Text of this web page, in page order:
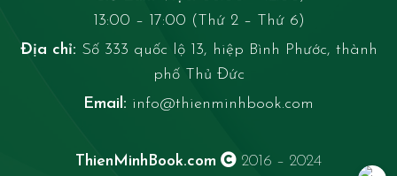
13:00 – 17:00 (Thứ 2 – Thứ 6)
Địa chỉ: Số 333 quốc lộ 13, hiệp Bình Phước, thành
phố Thủ Đức
Email: info@thienminhbook.com
ThienMinhBook.com 2016 – 2024